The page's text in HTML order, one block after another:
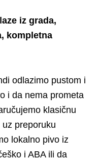
iz grada,
kompletna
odlazimo pustom i
i da nema prometa
klasičnu
preporuku
lokalno pivo iz
i ABA ili da